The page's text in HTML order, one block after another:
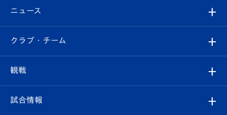
ニュース
すべて
クラブ
クラブ・チーム
観戦
観戦ルール
試合情報